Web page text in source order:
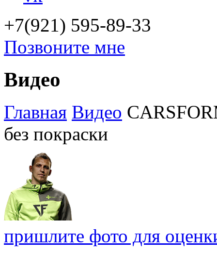
+7(921) 595-89-33
Позвоните мне
Видео
Главная Видео
без покраски
пришлите фото для